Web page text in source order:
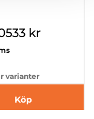
kr
varianter
Köp